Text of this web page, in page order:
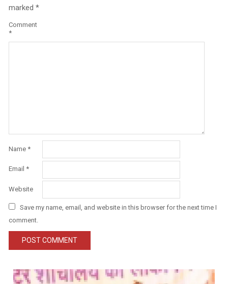
marked *
Comment
*
Name *
Email *
Website
Save my name, email, and website in this browser for the next time I
comment.